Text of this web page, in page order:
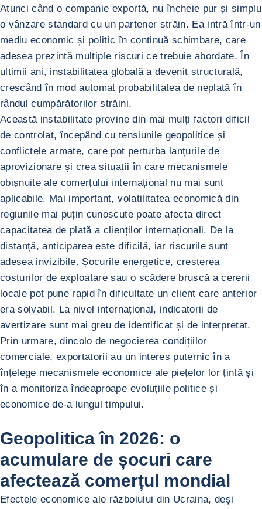
Atunci când o companie exportă, nu încheie pur și simplu
o vânzare standard cu un partener străin. Ea intră într-un
mediu economic și politic în continuă schimbare, care
adesea prezintă multiple riscuri ce trebuie abordate. În
ultimii ani, instabilitatea globală a devenit structurală,
crescând în mod automat probabilitatea de neplată în
rândul cumpărătorilor străini.
Această instabilitate provine din mai mulți factori dificil
de controlat, începând cu tensiunile geopolitice și
conflictele armate, care pot perturba lanțurile de
aprovizionare și crea situații în care mecanismele
obișnuite ale comerțului internațional nu mai sunt
aplicabile. Mai important, volatilitatea economică din
regiunile mai puțin cunoscute poate afecta direct
capacitatea de plată a clienților internaționali. De la
distanță, anticiparea este dificilă, iar riscurile sunt
adesea invizibile. Șocurile energetice, creșterea
costurilor de exploatare sau o scădere bruscă a cererii
locale pot pune rapid în dificultate un client care anterior
era solvabil. La nivel internațional, indicatorii de
avertizare sunt mai greu de identificat și de interpretat.
Prin urmare, dincolo de negocierea condițiilor
comerciale, exportatorii au un interes puternic în a
înțelege mecanismele economice ale piețelor lor țintă și
în a monitoriza îndeaproape evoluțiile politice și
economice de-a lungul timpului.
Geopolitica în 2026: o
acumulare de șocuri care
afectează comerțul mondial
Efectele economice ale războiului din Ucraina, deși